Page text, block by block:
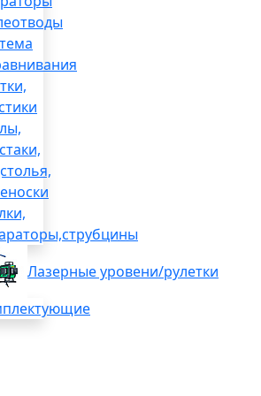
Лазерные уровени/рулетки